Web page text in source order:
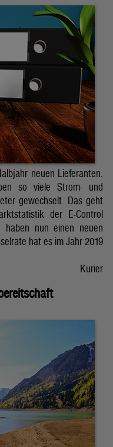
neuen Lieferanten.
so viele Strom- und
gewechselt. Das geht
der E-Control
haben nun einen neuen
hat es im Jahr 2019
Kurier